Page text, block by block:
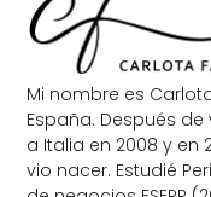
Mi nombre es
España. Después
a Italia en 2008 y en
vio nacer. Estudié